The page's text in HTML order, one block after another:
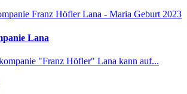
Lana
"Franz Höfler" Lana kann auf...